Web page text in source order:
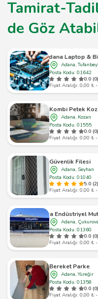
Tamirat-
de Göz
Adana Laptop &
Adana,
Posta Kodu: 01642
0.0 (0)
Fiyat Aralığı: 0,00 ₺
Kombi Petek
Adana, Kozan
Posta Kodu: 01555
0.0 (0)
Fiyat Aralığı: 0,00 ₺
Güvenlik Filesi
Adana, Seyhan
Posta Kodu: 01040
5.0 (2)
Fiyat Aralığı: 0,00 ₺
Era Endüstriyel
Adana, Çukurova
Posta Kodu: 01360
0.0 (0)
Fiyat Aralığı: 0,00 ₺
Bereket Parke
Adana, Yüreğir
Posta Kodu: 01358
0.0 (0)
Fiyat Aralığı: 0,00 ₺